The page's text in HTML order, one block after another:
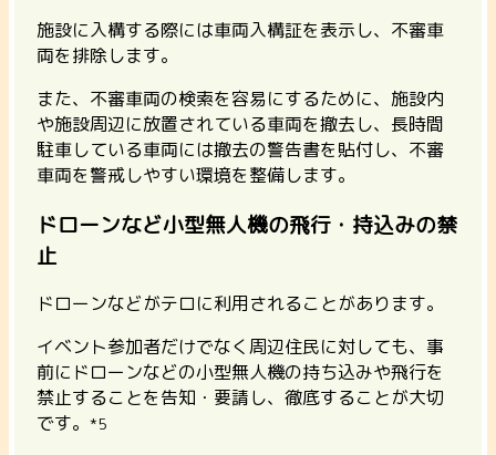
施設に入構する際には車両入構証を表示し、不審車
両を排除します。
また、不審車両の検索を容易にするために、施設内
や施設周辺に放置されている車両を撤去し、長時間
駐車している車両には撤去の警告書を貼付し、不審
車両を警戒しやすい環境を整備します。
ドローンなど小型無人機の飛行・持込みの禁
止
ドローンなどがテロに利用されることがあります。
イベント参加者だけでなく周辺住民に対しても、事
前にドローンなどの小型無人機の持ち込みや飛行を
禁止することを告知・要請し、徹底することが大切
です。 *5